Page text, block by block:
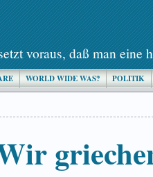
voraus, daß man eine
WORLD WIDE WAS? POLITIK